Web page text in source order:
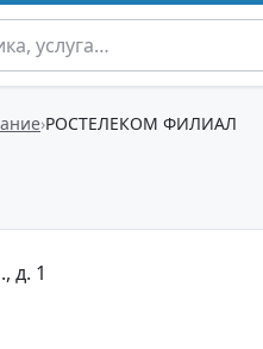
РОСТЕЛЕКОМ ФИЛИАЛ
д. 1